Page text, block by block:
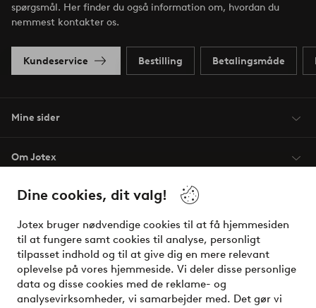
Dine cookies, dit valg!
Jotex bruger nødvendige cookies til at få hjemmesiden
til at fungere samt cookies til analyse, personligt
tilpasset indhold og til at give dig en mere relevant
oplevelse på vores hjemmeside. Vi deler disse personlige
data og disse cookies med de reklame- og
analysevirksomheder, vi samarbejder med. Det gør vi
spørgsmål. Her finder du også information om, hvordan du
nemmest kontakter os.
Kundeservice Bestilling Betalingsmåde
Mine sider
Om Jotex
Vilkår
Venner
Sikre betalinger - betal nu eller del op